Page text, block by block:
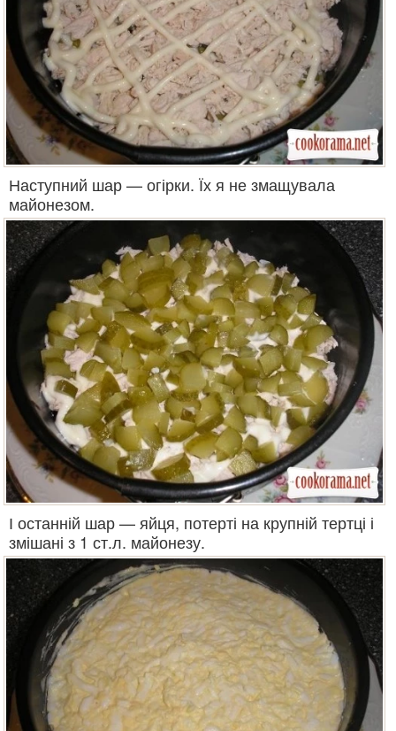
Наступний шар — огірки. Їх я не змащувала
майонезом.
І останній шар — яйця, потерті на крупній тертці і
змішані з 1 ст.л. майонезу.